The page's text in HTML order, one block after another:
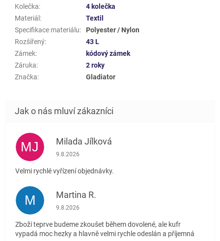
Kolečka:
4 kolečka
Materiál :
Textil
Specifikace materiálu:
Polyester / Nylon
Rozšířený:
43 L
Zámek:
kódový zámek
Záruka:
2 roky
Značka: Gladiator
MJ Milada Jílková
Hodnocení obchodu je 5 z 5 hvězdiček.
9.8.2026
Velmi rychlé vyřízení objednávky.
M Martina R.
Hodnocení obchodu je 5 z 5 hvězdiček.
9.8.2026
Zboží teprve budeme zkoušet během dovolené, ale kufr
vypadá moc hezky a hlavně velmi rychle odeslán a příjemná